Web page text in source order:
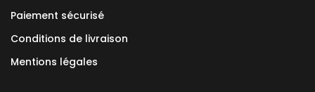
Paiement sécurisé
Conditions de livraison
Mentions légales